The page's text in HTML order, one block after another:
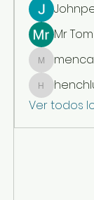
Mr Tom
Ver todos